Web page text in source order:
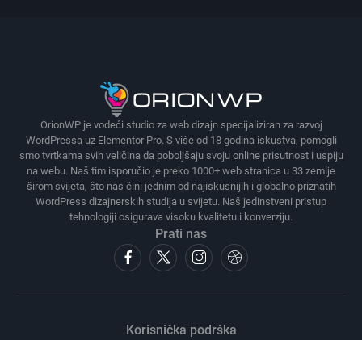
OrionWP je vodeći studio za web dizajn specijaliziran za razvoj
WordPressa uz Elementor Pro. S više od 18 godina iskustva, pomogli
smo tvrtkama svih veličina da poboljšaju svoju online prisutnost i uspiju
na webu. Naš tim isporučio je preko 1000+ web stranica u 33 zemlje
širom svijeta, što nas čini jednim od najiskusnijih i globalno priznatih
WordPress dizajnerskih studija u svijetu. Naš jedinstveni pristup
tehnologiji osigurava visoku kvalitetu i konverziju.
Prati nas
Korisnička podrška